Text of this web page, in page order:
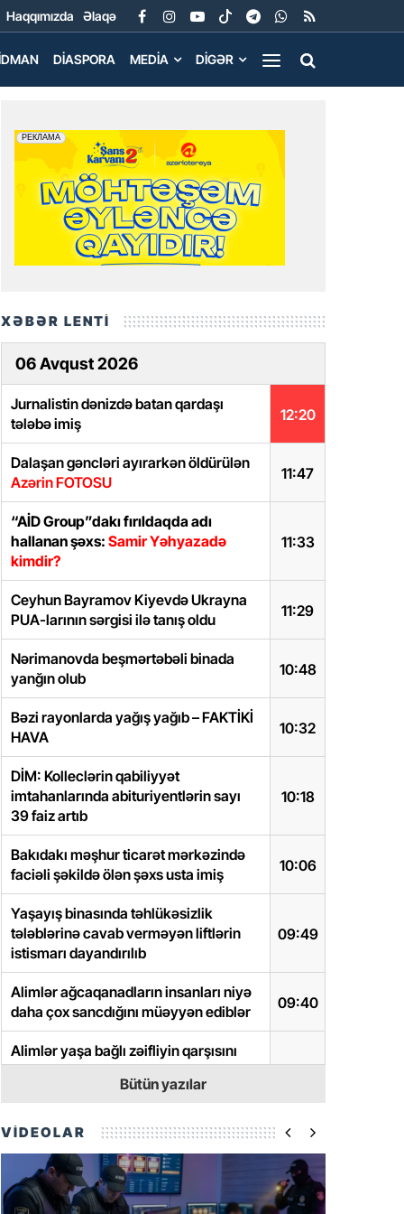
Haqqımızda Əlaqə
DIASPORA MEDIA DIGƏR
XƏBƏR LENTİ
06 Avqust 2026
12:20
Jurnalistin dənizdə batan qardaşı
tələbə imiş
11:47
Dalaşan gəncləri ayırarkən öldürülən
Azərin FOTOSU
11:33
“AİD Group”dakı fırıldaqda adı
hallanan şəxs: Samir Yəhyazadə
kimdir?
11:29
Ceyhun Bayramov Kiyevdə Ukrayna
PUA-larının sərgisi ilə tanış oldu
10:48
Nərimanovda beşmərtəbəli binada
yanğın olub
10:32
Bəzi rayonlarda yağış yağıb – FAKTİKİ
HAVA
10:18
DİM: Kolleclərin qabiliyyət
imtahanlarında abituriyentlərin sayı
39 faiz artıb
10:06
Bakıdakı məşhur ticarət mərkəzində
faciəli şəkildə ölən şəxs usta imiş
09:49
Yaşayış binasında təhlükəsizlik
tələblərinə cavab verməyən liftlərin
istismarı dayandırılıb
09:40
Alimlər ağcaqanadların insanları niyə
daha çox sancdığını müəyyən ediblər
Alimlər yaşa bağlı zəifliyin qarşısını
09:25
Alimlər demensiyanın inkişafını 13 il
gecikdirə bilən üç əsas amili
açıqlayıblar
09:18
Ceyhun Bayramov Ukraynaya getdi
Bütün yazılar
VİDEOLAR